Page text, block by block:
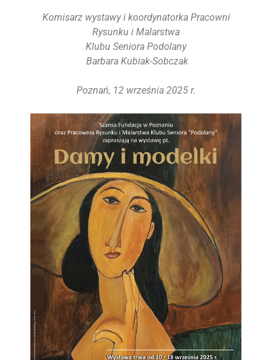
Komisarz wystawy i koordynatorka Pracowni
Rysunku i Malarstwa
Klubu Seniora Podolany
Barbara Kubiak-Sobczak
Poznań, 12 września 2025 r.